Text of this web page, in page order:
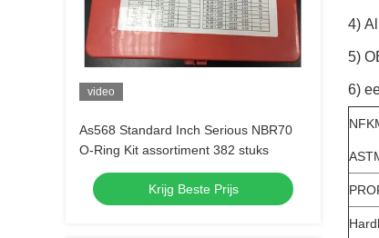
video
As568 Standard Inch Serious NBR70
O-Ring Kit assortiment 382 stuks
Krijg Beste Prijs
4)
5)
6)